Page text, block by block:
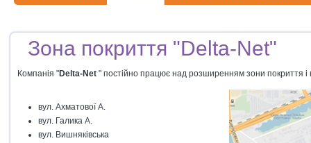
Зона покриття "Delta-Net"
Компанія "Delta-Net " постійно працює над розширенням зони покриття
вул. Ахматової А.
вул. Галика А.
вул. Вишняківська